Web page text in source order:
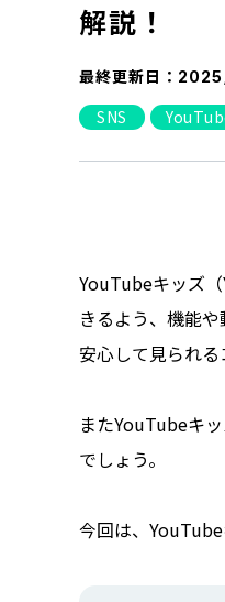
解説！
最終更新日：
SNS
YouTubeキッズ
きるよう、機能
安心して見られる
またYouTubeキ
でしょう。
今回は、